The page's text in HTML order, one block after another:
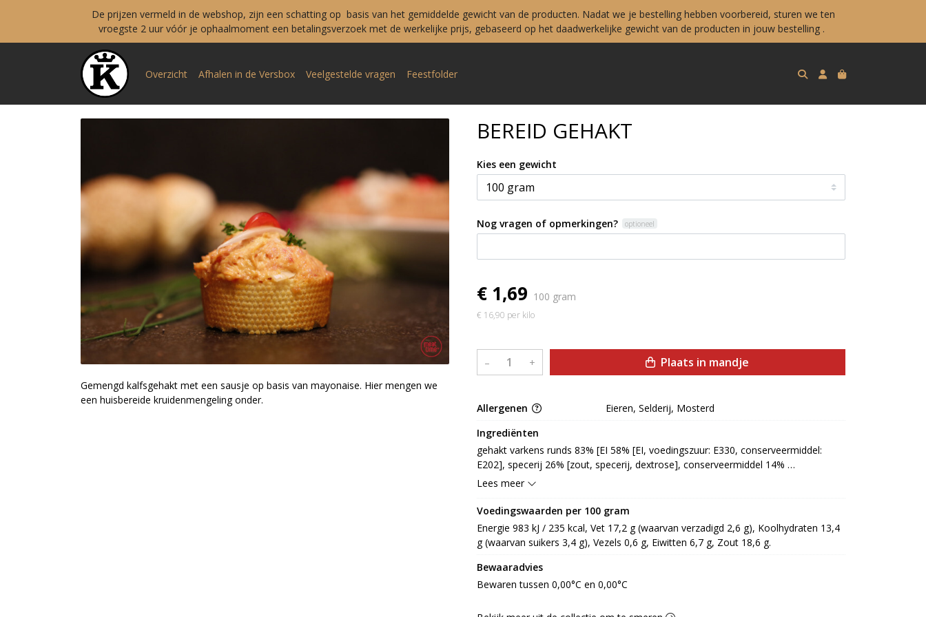
De prijzen vermeld in de webshop, zijn een schatting op basis van het gemiddelde gewicht van de producten. Nadat we je bestelling hebben voorbereid, sturen we ten
vroegste 2 uur vóór je ophaalmoment een betalingsverzoek met de werkelijke prijs, gebaseerd op het daadwerkelijke gewicht van de producten in jouw bestelling .
Overzicht Afhalen in de Versbox Veelgestelde vragen Feestfolder
Gemengd kalfsgehakt met een sausje op basis van mayonaise. Hier mengen we
een huisbereide kruidenmengeling onder.
BEREID GEHAKT
Kies een gewicht
Nog vragen of opmerkingen? optioneel
€ 1,69 100 gram
€ 16,90 per kilo
– + Plaats in mandje
Allergenen
Eieren, Selderij, Mosterd
Ingrediënten
gehakt varkens runds 83% [EI 58% [EI, voedingszuur: E330, conserveermiddel:
E202], specerij 26% [zout, specerij, dextrose], conserveermiddel 14%
[glucosestroop, zuurteregelaar: E262, E331, antioxidant: E300, E301], paprika
gehakt varken, rundvlees, varkensvlees [varkensvlees, lap]], tartaarsaus 17%
[koolzaadolie, ui, EIgeel, water, azijn, kruiden [peterselie, bieslook], specerij
(SELDERIJ), MOSTERD, zout, suiker, dextrose, kruiden en specerijextract,
zuurteregelaar: E262, voedingszuur: E330, E334, smaakversterker: E621,
stabilisator: E331, E412, E415, conserveermiddel: E202, E211, E270]
Lees meer
Voedingswaarden per 100 gram
Energie 983 kJ / 235 kcal, Vet 17,2 g (waarvan verzadigd 2,6 g), Koolhydraten 13,4
g (waarvan suikers 3,4 g), Vezels 0,6 g, Eiwitten 6,7 g, Zout 18,6 g.
Bewaaradvies
Bewaren tussen 0,00°C en 0,00°C